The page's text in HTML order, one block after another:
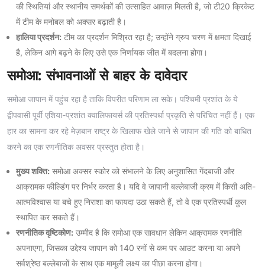
की स्थितियां और स्थानीय समर्थकों की उत्साहित आवाज़ मिलती है, जो टी20 क्रिकेट
में टीम के मनोबल को अक्सर बढ़ाती है।
हालिया प्रदर्शन: टीम का प्रदर्शन मिश्रित रहा है; उन्होंने ग्रुप चरण में क्षमता दिखाई
है, लेकिन आगे बढ़ने के लिए उसे एक निर्णायक जीत में बदलना होगा।
समोआ: संभावनाओं से बाहर के दावेदार
समोआ जापान में पहुंच रहा है ताकि विपरीत परिणाम ला सके। पश्चिमी प्रशांत के ये
द्वीपवासी पूर्वी एशिया-प्रशांत क्वालिफायर्स की प्रतिस्पर्धा प्रकृति से परिचित नहीं हैं। एक
हार का सामना कर रहे मेज़बान राष्ट्र के खिलाफ खेले जाने से जापान की गति को बाधित
करने का एक रणनीतिक अवसर प्रस्तुत होता है।
मुख्य शक्ति: समोआ अक्सर स्कोर को संभालने के लिए अनुशासित गेंदबाजी और
आक्रामक फील्डिंग पर निर्भर करता है। यदि वे जापानी बल्लेबाजी क्रम में किसी अति-
आत्मविश्वास या बचे हुए निराशा का फायदा उठा सकते हैं, तो वे एक प्रतिस्पर्धी कुल
स्थापित कर सकते हैं।
रणनीतिक दृष्टिकोण: उम्मीद है कि समोआ एक सावधान लेकिन आक्रामक रणनीति
अपनाएगा, जिसका उद्देश्य जापान को 140 रनों से कम पर आउट करना या अपने
सर्वश्रेष्ठ बल्लेबाजों के साथ एक मामूली लक्ष्य का पीछा करना होगा।